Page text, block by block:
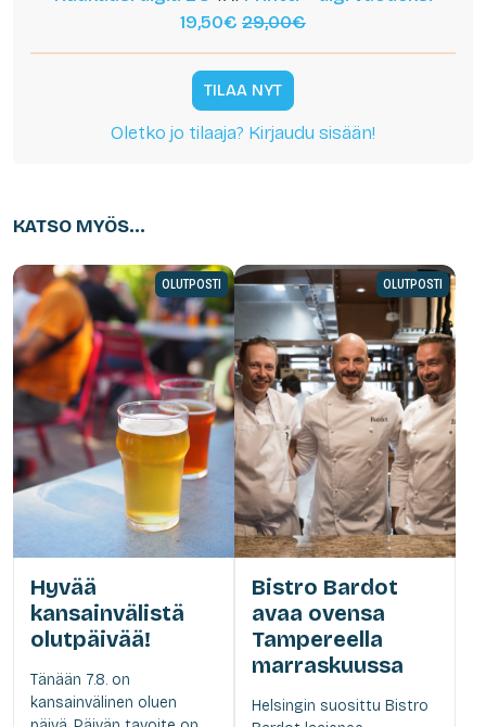
19,50€ 29,00€
TILAA NYT
Oletko jo tilaaja? Kirjaudu sisään!
KATSO MYÖS...
OLUTPOSTI
Hyvää
kansainvälistä
olutpäivää!
Tänään 7.8. on
kansainvälinen oluen
OLUTPOSTI
Bistro Bardot
avaa ovensa
Tampereella
marraskuussa
Helsingin suosittu Bistro